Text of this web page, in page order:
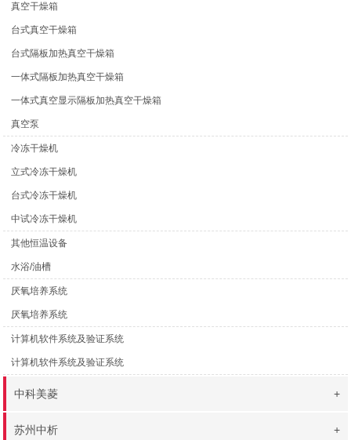
真空干燥箱
台式真空干燥箱
台式隔板加热真空干燥箱
一体式隔板加热真空干燥箱
一体式真空显示隔板加热真空干燥箱
真空泵
冷冻干燥机
立式冷冻干燥机
台式冷冻干燥机
中试冷冻干燥机
其他恒温设备
水浴/油槽
厌氧培养系统
厌氧培养系统
计算机软件系统及验证系统
计算机软件系统及验证系统
中科美菱 +
苏州中析 +